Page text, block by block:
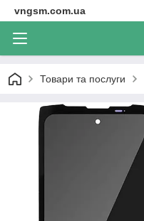
vngsm.com.ua
Товари та послуги